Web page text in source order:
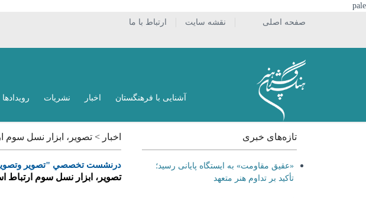
pale
ارتباط با ما نقشه سایت صفحه اصلی
آشنایی با فرهنگستان اخبار نشریات رویدادها
اخبار > تصوير، ابزار نسل سوم
درنشست تخصصي "تصوير
تصوير، ابزار نسل سوم ارتباط
تازه‌های خبری
«عقیق مقاومت» به ایستگاه پایانی رسید؛
تأکید بر تداوم هنر متعهد